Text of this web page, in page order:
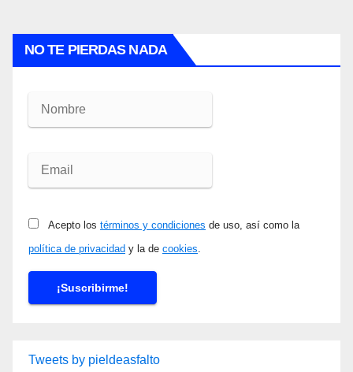
NO TE PIERDAS NADA
Acepto los términos y condiciones de uso, así como la
política de privacidad y la de cookies.
Tweets by pieldeasfalto